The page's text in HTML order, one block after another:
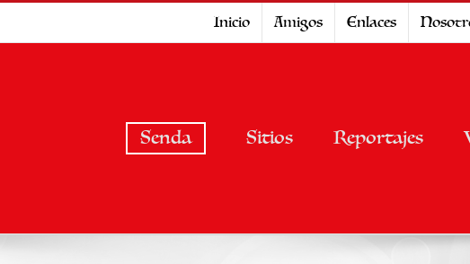
Inicio Amigos Enlaces
Senda Sitios Reportajes